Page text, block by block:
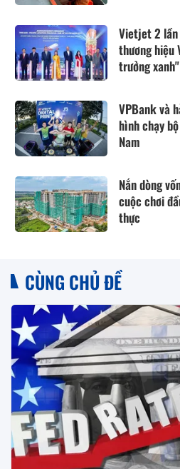
Vietjet 2 lần
thương hiệu
trưởng xanh"
VPBank và
hình chạy
Nam
Nắn dòng
cuộc chơi
thực
CÙNG CHỦ ĐỀ